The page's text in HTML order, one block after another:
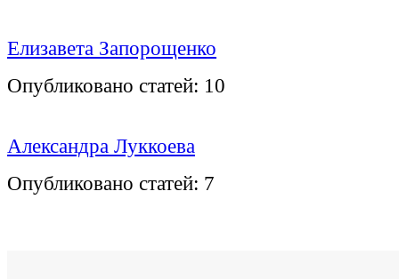
Елизавета Запорощенко
Опубликовано статей: 10
Александра Луккоева
Опубликовано статей: 7